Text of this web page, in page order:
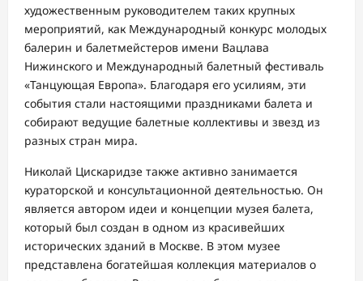
художественным руководителем таких крупных
мероприятий, как Международный конкурс молодых
балерин и балетмейстеров имени Вацлава
Нижинского и Международный балетный фестиваль
«Танцующая Европа». Благодаря его усилиям, эти
события стали настоящими праздниками балета и
собирают ведущие балетные коллективы и звезд из
разных стран мира.
Николай Цискаридзе также активно занимается
кураторской и консультационной деятельностью. Он
является автором идеи и концепции музея балета,
который был создан в одном из красивейших
исторических зданий в Москве. В этом музее
представлена богатейшая коллекция материалов о